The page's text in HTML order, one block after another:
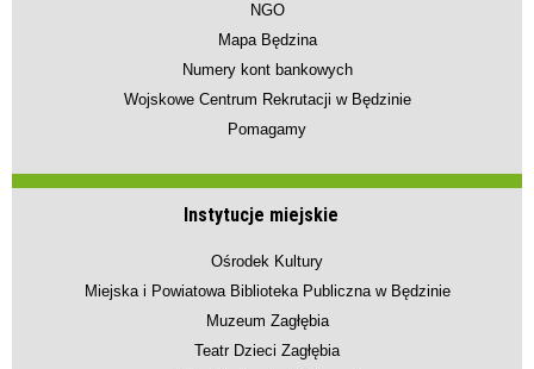
NGO
Mapa Będzina
Numery kont bankowych
Wojskowe Centrum Rekrutacji w Będzinie
Pomagamy
Instytucje miejskie
Ośrodek Kultury
Miejska i Powiatowa Biblioteka Publiczna w Będzinie
Muzeum Zagłębia
Teatr Dzieci Zagłębia